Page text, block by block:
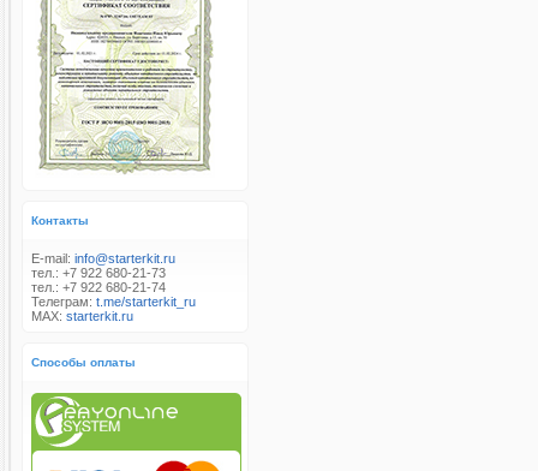
Контакты
E-mail: info@starterkit.ru
тел.: +7 922 680-21-73
тел.: +7 922 680-21-74
Телеграм: t.me/starterkit_ru
MAX: starterkit.ru
Способы оплаты